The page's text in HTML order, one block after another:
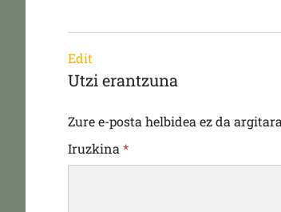
Edit
Utzi erantzuna
Zure e-posta helbidea ez da
Iruzkina*